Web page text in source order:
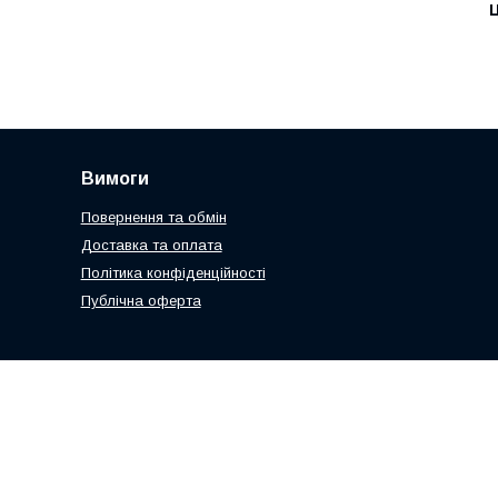
Вимоги
Повернення та обмін
Доставка та оплата
Політика конфіденційності
Публічна оферта